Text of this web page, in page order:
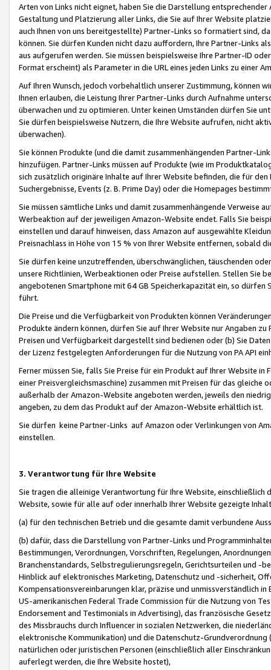
Arten von Links nicht eignet, haben Sie die Darstellung
Gestaltung und Platzierung aller Links, die Sie auf Ihrer Website
auch Ihnen von uns bereitgestellte) Partner-Links so formatiert sind,
können. Sie dürfen Kunden nicht dazu auffordern, Ihre Partner-Links
aus aufgerufen werden. Sie müssen beispielsweise Ihre Partner-ID
Format erscheint) als Parameter in die URL eines jeden Links zu einer
Auf Ihren Wunsch, jedoch vorbehaltlich unserer Zustimmung, können
Ihnen erlauben, die Leistung Ihrer Partner-Links durch Aufnahme
überwachen und zu optimieren. Unter keinen Umständen dürfen Sie
Sie dürfen beispielsweise Nutzern, die Ihre Website aufrufen, nicht
überwachen).
Sie können Produkte (und die damit zusammenhängenden Partner-
hinzufügen. Partner-Links müssen auf Produkte (wie im
sich zusätzlich originäre Inhalte auf Ihrer Website befinden, die für
Suchergebnisse, Events (z. B. Prime Day) oder die Homepages
Sie müssen sämtliche Links und damit zusammenhängende
Werbeaktion auf der jeweiligen Amazon-Website endet. Falls Sie
einstellen und darauf hinweisen, dass Amazon auf ausgewählte
Preisnachlass in Höhe von 15 % von Ihrer Website entfernen, sobald
Sie dürfen keine unzutreffenden, überschwänglichen, täuschenden
unsere Richtlinien, Werbeaktionen oder Preise aufstellen. Stellen Sie
angebotenen Smartphone mit 64 GB Speicherkapazität ein, so dürfen
führt.
Die Preise und die Verfügbarkeit von Produkten können
Produkte ändern können, dürfen Sie auf Ihrer Website nur Angaben
Preisen und Verfügbarkeit dargestellt sind bedienen oder (b) Sie
der Lizenz festgelegten Anforderungen für die Nutzung von PA API
Ferner müssen Sie, falls Sie Preise für ein Produkt auf Ihrer Website
einer Preisvergleichsmaschine) zusammen mit Preisen für das
außerhalb der Amazon-Website angeboten werden, jeweils den
angeben, zu dem das Produkt auf der Amazon-Website erhältlich ist.
Sie dürfen keine Partner-Links auf Amazon oder Verlinkungen von
einstellen.
3. Verantwortung für Ihre Website
Sie tragen die alleinige Verantwortung für Ihre Website,
Website, sowie für alle auf oder innerhalb Ihrer Website gezeigte
(a) für den technischen Betrieb und die gesamte damit verbundene
(b) dafür, dass die Darstellung von Partner-Links und
Bestimmungen, Verordnungen, Vorschriften, Regelungen,
Branchenstandards, Selbstregulierungsregeln, Gerichtsurteilen und -
Hinblick auf elektronisches Marketing, Datenschutz und -sicherheit,
Kompensationsvereinbarungen klar, präzise und unmissverständlich
US-amerikanischen Federal Trade Commission für die Nutzung von
Endorsement and Testimonials in Advertising), das französische
des Missbrauchs durch Influencer in sozialen Netzwerken, die
elektronische Kommunikation) und die Datenschutz-
natürlichen oder juristischen Personen (einschließlich aller
auferlegt werden, die Ihre Website hostet),